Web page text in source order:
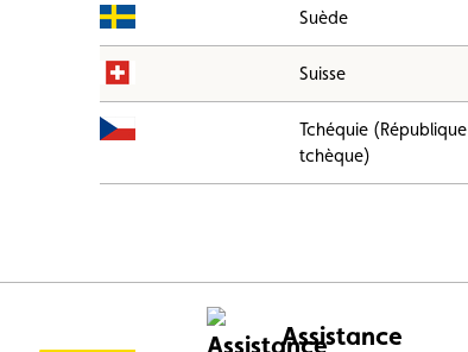
Suède
Suisse
Tchéquie (République
tchèque)
Assistance